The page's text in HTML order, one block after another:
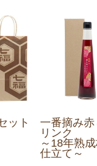
ット
一番摘み
リンク
～18年熟
仕立て～